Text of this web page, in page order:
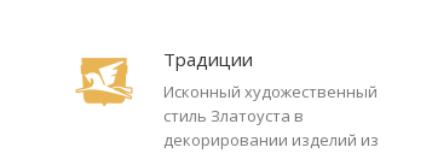
Традиции
Исконный художественный
стиль Златоуста в
декорировании изделий из